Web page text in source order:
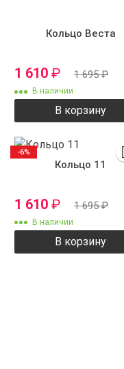
Кольцо Веста
1 610 ₽ 1 695₽
В наличии
В корзину
Кольцо 11
1 610 ₽ 1 695₽
В наличии
В корзину
-6%